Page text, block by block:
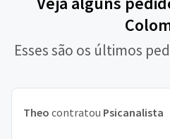
Esses são os últimos
Theo contratou Psicanalista